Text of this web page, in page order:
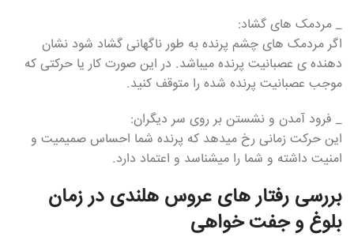
_ مردمک های گشاد:
اگر مردمک های چشم پرنده به طور ناگهانی گشاد شود نشان
دهنده ی عصبانیت پرنده میباشد. در این صورت کار یا حرکتی که
موجب عصبانیت پرنده شده را متوقف کنید.
_ فرود آمدن و نشستن بر روی سر دیگران:
این حرکت زمانی رخ میدهد که پرنده شما احساس صمیمیت و
امنیت داشته و شما را میشناسد و اعتماد دارد.
بررسی رفتار های عروس هلندی در زمان
بلوغ و جفت خواهی